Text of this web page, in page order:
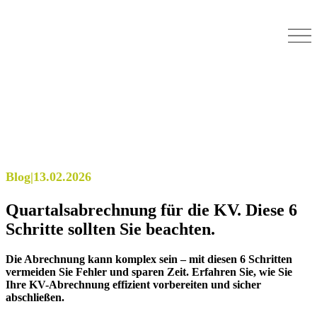
Blog|13.02.2026
Quartalsabrechnung für die KV. Diese 6
Schritte sollten Sie beachten.
Die Abrechnung kann komplex sein – mit diesen 6 Schritten
vermeiden Sie Fehler und sparen Zeit. Erfahren Sie, wie Sie
Ihre KV-Abrechnung effizient vorbereiten und sicher
abschließen.